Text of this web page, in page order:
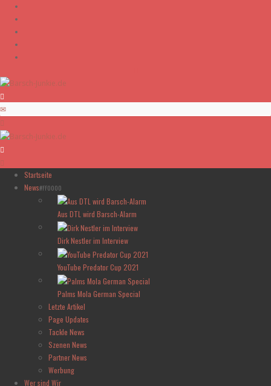
Skip to content
Startseite
News#FF0000
Aus DTL wird Barsch-Alarm
Dirk Nestler im Interview
YouTube Predator Cup 2021
Palms Mola German Special
Letzte Artikel
Page Updates
Tackle News
Szenen News
Partner News
Werbung
Wer sind Wir